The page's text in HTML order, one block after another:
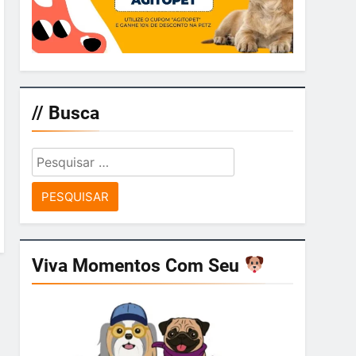
// Busca
Pesquisar
por:
Viva Momentos Com Seu